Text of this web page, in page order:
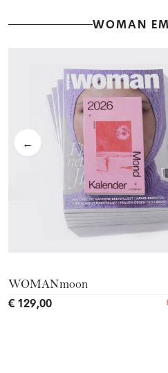
WOMAN
←
WOMANmoon
€ 129,00